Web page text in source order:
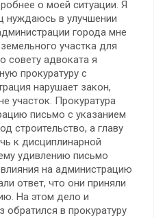
о моей ситуации. Я
нуждаюсь в улучшении
города мне
участка для
совету адвоката я
прокуратуру с
нарушает закон,
участок. Прокуратура
письмо с указанием
строительство, а главу
к дисциплинарной
удивлению письмо
на администрацию
ответ, что они приняли
На этом дело и
обратился в прокуратуру